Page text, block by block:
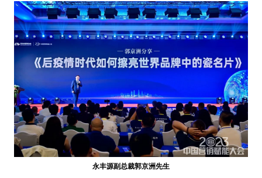
永丰源副总裁郭京洲先生